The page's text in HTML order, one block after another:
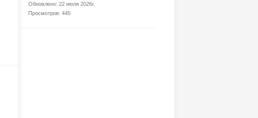
Обновлено: 22 июля 2026г.
Просмотров: 445